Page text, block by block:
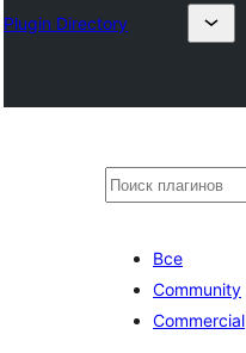
Plugin Directory
Поиск
Все
Community
Commercial